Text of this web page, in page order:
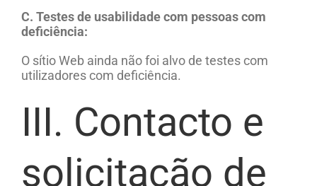
C. Testes de usabilidade com pessoas com
deficiência:
O sítio Webainda não foi alvo de testes com
utilizadores com deficiência.
III. Contacto e
solicitação de